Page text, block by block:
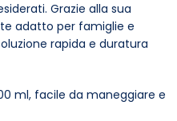
Grazie alla sua
adatto per famiglie e
rapida e duratura
ml, facile da maneggiare e